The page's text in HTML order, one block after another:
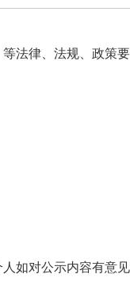
律、法规、政策
对公示内容有意见